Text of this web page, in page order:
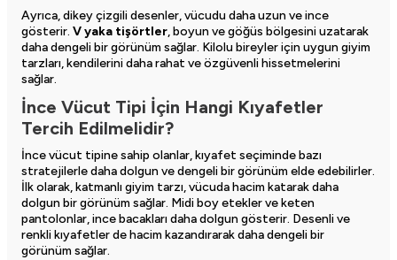
Ayrıca, dikey çizgili desenler, vücudu daha uzun ve ince
gösterir. V yaka tişörtler, boyun ve göğüs bölgesini uzatarak
daha dengeli bir görünüm sağlar. Kilolu bireyler için uygun giyim
tarzları, kendilerini daha rahat ve özgüvenli hissetmelerini
sağlar.
İnce Vücut Tipi İçin Hangi Kıyafetler
Tercih Edilmelidir?
İnce vücut tipine sahip olanlar, kıyafet seçiminde bazı
stratejilerle daha dolgun ve dengeli bir görünüm elde edebilirler.
İlk olarak, katmanlı giyim tarzı, vücuda hacim katarak daha
dolgun bir görünüm sağlar. Midi boy etekler ve keten
pantolonlar, ince bacakları daha dolgun gösterir. Desenli ve
renkli kıyafetler de hacim kazandırarak daha dengeli bir
görünüm sağlar.